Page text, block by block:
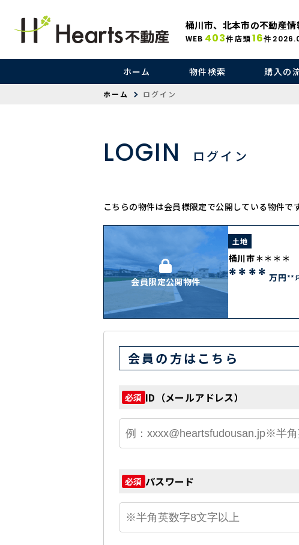
桶川市、北本市の不動産情
WEB 403件店頭16件
ホーム 物件検索 購入の
ホーム ログイン
LOGIN ログイン
こちらの物件は会員様限定で公開している物件で
会員限定公開物件
土地
桶川市＊＊＊＊
**** 万円**
会員の方はこちら
必須 ID（メールアドレス）
必須 パスワード